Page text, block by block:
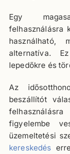
Egy
felhasználásra
használható,
alternatíva.
lepedőkre és
Az
beszállítót
figyelembe
üzemeltetési
kereskedés